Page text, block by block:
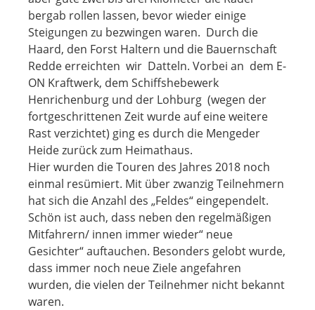
bergab rollen lassen, bevor wieder einige
Steigungen zu bezwingen waren. Durch die
Haard, den Forst Haltern und die Bauernschaft
Redde erreichten wir Datteln. Vorbei an dem E-
ON Kraftwerk, dem Schiffshebewerk
Henrichenburg und der Lohburg (wegen der
fortgeschrittenen Zeit wurde auf eine weitere
Rast verzichtet) ging es durch die Mengeder
Heide zurück zum Heimathaus.
Hier wurden die Touren des Jahres 2018 noch
einmal resümiert. Mit über zwanzig Teilnehmern
hat sich die Anzahl des „Feldes“ eingependelt.
Schön ist auch, dass neben den regelmäßigen
Mitfahrern/ innen immer wieder“ neue
Gesichter“ auftauchen. Besonders gelobt wurde,
dass immer noch neue Ziele angefahren
wurden, die vielen der Teilnehmer nicht bekannt
waren.